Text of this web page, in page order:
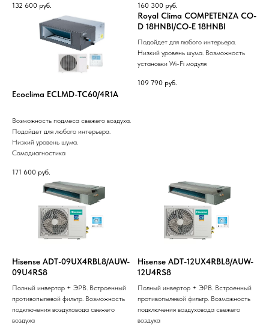
132 600 руб. 160 300 руб.
Ecoclima ECLMD-TC60/4R1A
Возможность подмеса свежего воздуха.
Подойдет для любого интерьера.
Низкий уровень шума.
Самодиагностика
171 600 руб.
Royal Clima COMPETENZA CO-
D 18HNBI/CO-E 18HNBI
Подойдет для любого интерьера.
Низкий уровень шума. Возможность
установки Wi-Fi модуля
109 790 руб.
Hisense ADT-09UX4RBL8/AUW-
09U4RS8
Полный инвертор + ЭРВ. Встроенный
противопылевой фильтр. Возможность
подключения воздуховода свежего
воздуха
Hisense ADT-12UX4RBL8/AUW-
12U4RS8
Полный инвертор + ЭРВ. Встроенный
противопылевой фильтр. Возможность
подключения воздуховода свежего
воздуха